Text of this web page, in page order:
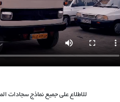
للاطلاع على جميع نماذج سجادات